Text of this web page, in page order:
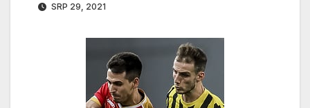
SRP 29, 2021